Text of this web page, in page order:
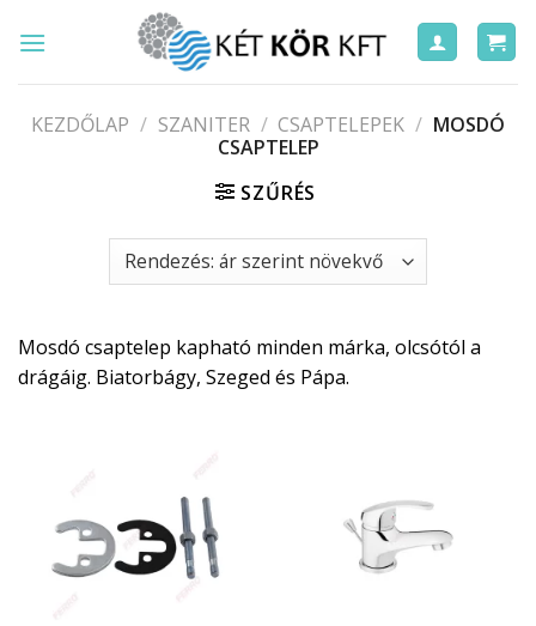
KEZDŐLAP / SZANITER / CSAPTELEPEK / MOSDÓ
CSAPTELEP
SZŰRÉS
Mosdó csaptelep kapható minden márka, olcsótól a
drágáig. Biatorbágy, Szeged és Pápa.